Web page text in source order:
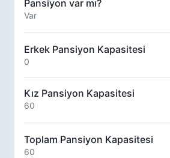
Pansiyon var mı?
Var
Erkek Pansiyon Kapasitesi
0
Kız Pansiyon Kapasitesi
60
Toplam Pansiyon Kapasitesi
60